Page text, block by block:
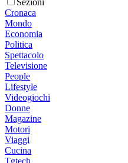
Cronaca
Mondo
Economia
Politica
Spettacolo
Televisione
People
Lifestyle
Videogiochi
Donne
Magazine
Motori
Viaggi
Cucina
Tgtech